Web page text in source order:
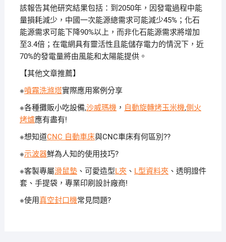
該報告其他研究結果包括：到2050年，因發電過程中能
量損耗減少，中國一次能源總需求可能減少45%；化石
能源需求可能下降90%以上，而非化石能源需求將增加
至3.4倍；在電網具有靈活性且能儲存電力的情況下，近
70%的發電量將由風能和太陽能提供。
【其他文章推薦】
※噴霧洗滌塔實際應用案例分享
※各種攤販小吃設備,沙威瑪機， 自動旋轉烤玉米機,側火
烤爐應有盡有!
※想知道CNC 自動車床與CNC車床有何區別??
※示波器鮮為人知的使用技巧?
※客製專屬滑鼠墊、可愛造型L夾、 L型資料夾、透明證件
套、手提袋，專業印刷設計廠商!
※使用真空封口機常見問題?